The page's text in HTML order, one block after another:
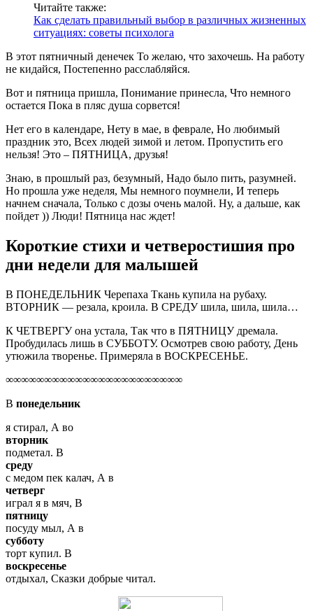
Читайте также:
Как сделать правильный выбор в различных жизненных
ситуациях: советы психолога
В этот пятничный денечек То желаю, что захочешь. На работу
не кидайся, Постепенно расслабляйся.
Вот и пятница пришла, Понимание принесла, Что немного
остается Пока в пляс душа сорвется!
Нет его в календаре, Нету в мае, в феврале, Но любимый
праздник это, Всех людей зимой и летом. Пропустить его
нельзя! Это – ПЯТНИЦА, друзья!
Знаю, в прошлый раз, безумный, Надо было пить, разумней.
Но прошла уже неделя, Мы немного поумнели, И теперь
начнем сначала, Только с дозы очень малой. Ну, а дальше, как
пойдет )) Люди! Пятница нас ждет!
Короткие стихи и четверостишия про
дни недели для малышей
В ПОНЕДЕЛЬНИК Черепаха Ткань купила на рубаху.
ВТОРНИК — резала, кроила. В СРЕДУ шила, шила, шила…
К ЧЕТВЕРГУ она устала, Так что в ПЯТНИЦУ дремала.
Пробудилась лишь в СУББОТУ. Осмотрев свою работу, День
утюжила творенье. Примеряла в ВОСКРЕСЕНЬЕ.
∞∞∞∞∞∞∞∞∞∞∞∞∞∞∞∞∞∞∞∞∞∞∞
В понедельник
я стирал, А во
вторник
подметал. В
среду
с медом пек калач, А в
четверг
играл я в мяч, В
пятницу
посуду мыл, А в
субботу
торт купил. В
воскресенье
отдыхал, Сказки добрые читал.